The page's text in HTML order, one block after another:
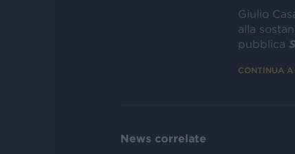
Giulio
alla
pubblica
CONTINUA A
News correlate